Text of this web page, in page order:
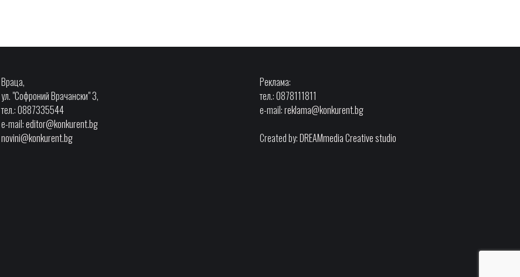
Враца,
ул. "Софроний Врачански" 3,
тел.: 0887335544
e-mail:editor@konkurent.bg
novini@konkurent.bg
Реклама:
тел.: 0878111811
e-mail:reklama@konkurent.bg
Created by:DREAMmedia Creative studio